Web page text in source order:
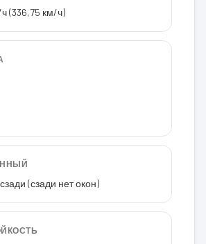
(336,75 км/ч)
(сзади нет окон)